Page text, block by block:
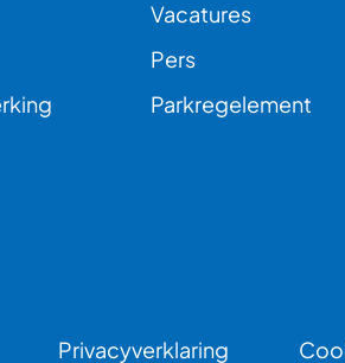
Vacatures
Pers
Parkregelement
Privacyverklaring